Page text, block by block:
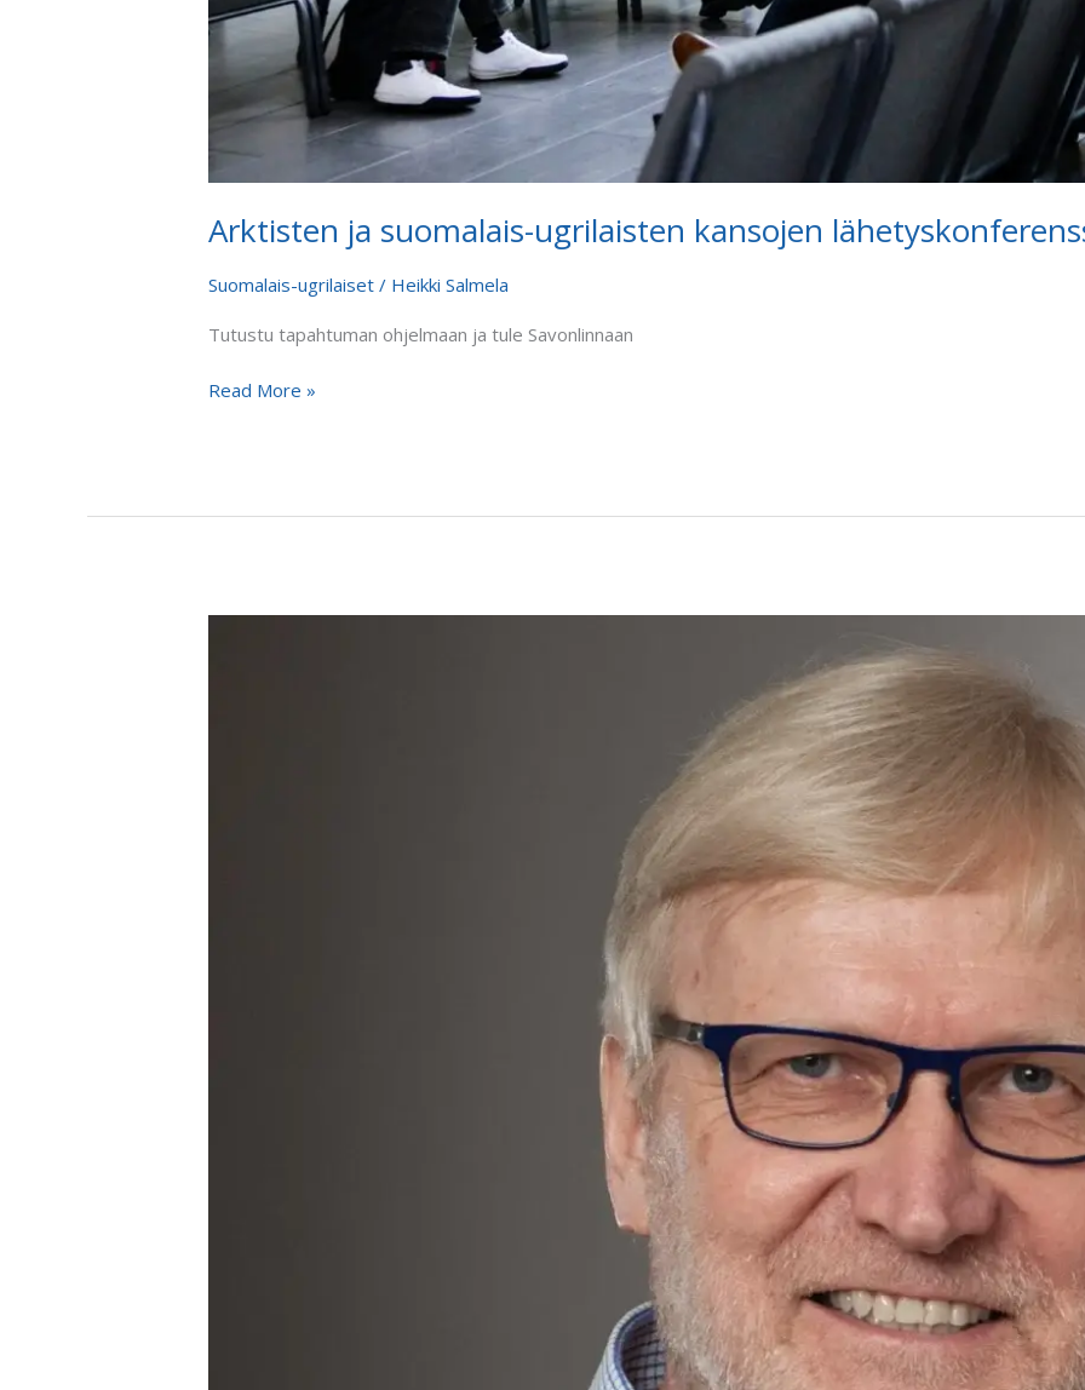
Arktisten ja suomalais-ugrilaisten kansojen
Suomalais-ugrilaiset / Heikki Salmela
Tutustu tapahtuman ohjelmaan ja tule Savonlinnaan
Read More »